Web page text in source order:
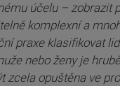
účelu – zobrazit
komplexní a
praxe klasifikovat
nebo ženy je
zcela opuštěna ve